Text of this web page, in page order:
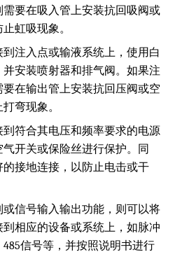
要在吸入管上安装抗回吸阀或
虹吸现象。
注入点或输液系统上，使用白
安装喷射器和排气阀。如果注
要在输出管上安装抗回压阀或空
弯现象。
符合其电压和频率要求的电源
开关或保险丝进行保护。同
接地连接，以防止电击或干
信号输入输出功能，则可以将
相应的设备或系统上，如脉冲
信号等，并按照说明书进行